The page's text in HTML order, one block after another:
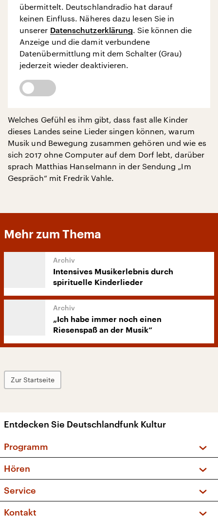
übermittelt. Deutschlandradio hat darauf
keinen Einfluss. Näheres dazu lesen Sie in
unserer Datenschutzerklärung. Sie können die
Anzeige und die damit verbundene
Datenübermittlung mit dem Schalter (Grau)
jederzeit wieder deaktivieren.
Welches Gefühl es ihm gibt, dass fast alle Kinder
dieses Landes seine Lieder singen können, warum
Musik und Bewegung zusammen gehören und wie es
sich 2017 ohne Computer auf dem Dorf lebt, darüber
sprach Matthias Hanselmann in der Sendung „Im
Gespräch“ mit Fredrik Vahle.
Mehr zum Thema
Intensives Musikerlebnis durch
spirituelle Kinderlieder
„Ich habe immer noch einen
Riesenspaß an der Musik“
Zur Startseite
Entdecken Sie Deutschlandfunk Kultur
Programm
Sendungen und Podcasts
Musikliste
Kakadu – Das Kinderprogramm
Hören
Frequenzen (UKW + DAB+)
Service
FAQ
Kontakt